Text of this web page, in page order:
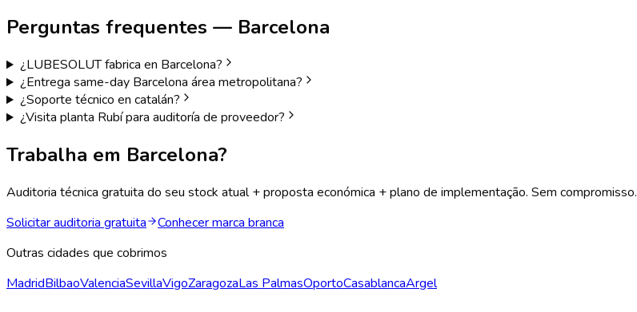
Perguntas frequentes — Barcelona
¿LUBESOLUT fabrica en Barcelona?
¿Entrega same-day Barcelona área metropolitana?
¿Soporte técnico en catalán?
¿Visita planta Rubí para auditoría de proveedor?
Trabalha em Barcelona?
Auditoria técnica gratuita do seu stock atual + proposta económica + plano de implementação. Sem compromisso.
Solicitar auditoria gratuita
Conhecer marca branca
Outras cidades que cobrimos
MadridBilbaoValenciaSevillaVigoZaragozaLas PalmasOportoCasablancaArgel